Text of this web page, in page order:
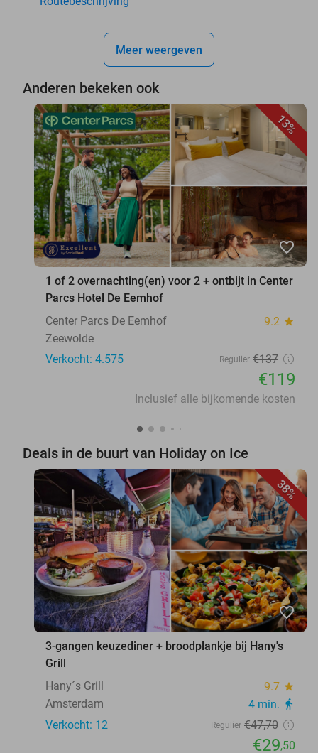
Meer weergeven
Anderen bekeken ook
13%
favorite_border
1 of 2 overnachting(en) voor 2 + ontbijt in Center
Parcs Hotel De Eemhof
Center Parcs De Eemhof
9.2 star
Zeewolde
Verkocht: 4.575
Regulier €137
€119
Inclusief alle bijkomende kosten
Deals in de buurt van Holiday on Ice
38%
favorite_border
3-gangen keuzediner + broodplankje bij Hany's
Grill
Hany´s Grill
9.7 star
Amsterdam 4 min. directions_walk
Verkocht: 12 Regulier €47,70
€29,50